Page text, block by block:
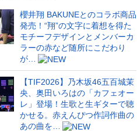
櫻井翔 BAKUNEとのコラボ商品
発売！“翔”の文字に着想を得た
モチーフデザインとメンバーカ
ラーの赤など随所にこだわり
が…
【TIF2026】乃木坂46五百城茉
央、奥田いろはの「カフェオー
レ」登場！生歌と生ギターで聴
かせる。赤えんぴつ作詞作曲の
あの曲を…